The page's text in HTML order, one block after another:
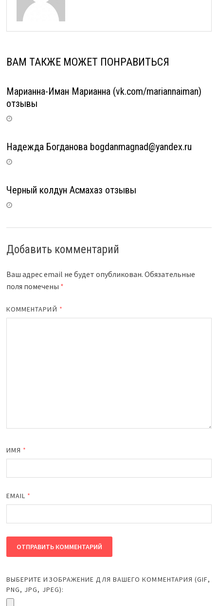
ВАМ ТАКЖЕ МОЖЕТ ПОНРАВИТЬСЯ
Марианна-Иман Марианна (vk.com/mariannaiman)
отзывы
Надежда Богданова bogdanmagnad@yandex.ru
Черный колдун Асмахаз отзывы
Добавить комментарий
Ваш адрес email не будет опубликован. Обязательные
поля помечены *
КОММЕНТАРИЙ *
ИМЯ *
EMAIL *
ВЫБЕРИТЕ ИЗОБРАЖЕНИЕ ДЛЯ ВАШЕГО КОММЕНТАРИЯ (GIF,
PNG, JPG, JPEG):